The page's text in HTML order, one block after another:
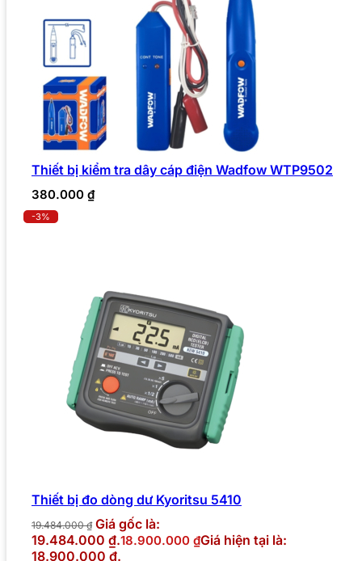
Thiết bị kiểm tra dây cáp điện Wadfow WTP9502
380.000 ₫
-3%
Thiết bị đo dòng dư Kyoritsu 5410
19.484.000₫ Giá gốc là:
19.484.000 ₫.18.900.000 ₫Giá hiện tại là:
18.900.000 ₫.